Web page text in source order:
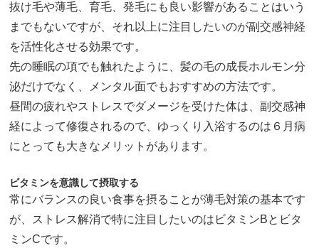
抜け毛や薄毛、育毛、発毛にも良い影響があることはいう
までもないですが、それ以上に注目したいのが副交感神経
を活性化させる効果です。
先の睡眠の項でも触れたように、髪の毛の成長ホルモン分
泌だけでなく、メンタル面でもおすすめの方法です。
昼間の疲れやストレスでダメージを受けた体は、副交感神
経によって修復されるので、ゆっくり入浴するのは６月病
にとっても大きなメリットがあります。
ビタミンを意識して摂取する
常にバランスの良い食事を摂ることが薄毛対策の基本です
が、ストレス解消で特に注目したいのはビタミンBとビタ
ミンCです。